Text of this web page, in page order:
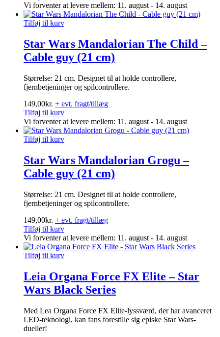
Vi forventer at levere mellem: 11. august - 14. august
Tilføj til kurv
Star Wars Mandalorian The Child –
Cable guy (21 cm)
Størrelse: 21 cm. Designet til at holde controllere,
fjernbetjeninger og spilcontrollere.
149,00kr. + evt. fragt/tillæg
Tilføj til kurv
Vi forventer at levere mellem: 11. august - 14. august
Tilføj til kurv
Star Wars Mandalorian Grogu –
Cable guy (21 cm)
Størrelse: 21 cm. Designet til at holde controllere,
fjernbetjeninger og spilcontrollere.
149,00kr. + evt. fragt/tillæg
Tilføj til kurv
Vi forventer at levere mellem: 11. august - 14. august
Tilføj til kurv
Leia Organa Force FX Elite – Star
Wars Black Series
Med Lea Organa Force FX Elite-lyssværd, der har avanceret
LED-teknologi, kan fans forestille sig episke Star Wars-
dueller!